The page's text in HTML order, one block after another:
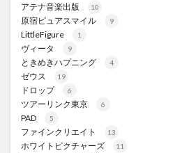
アテナ音楽出版 10
原宿ピュアスマイル 9
LittleFigure 1
ヴィータ 9
ときめきハプニング 4
ゼウス 19
ドロップ 6
ツアーリンク東京 6
PAD 5
ファインクリエイト 13
ホワイトピクチャーズ 11